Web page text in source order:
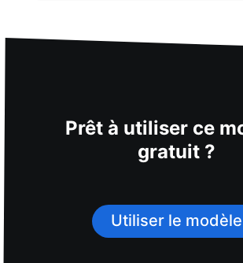
Prêt à utiliser ce
gratuit ?
Utiliser le modèle